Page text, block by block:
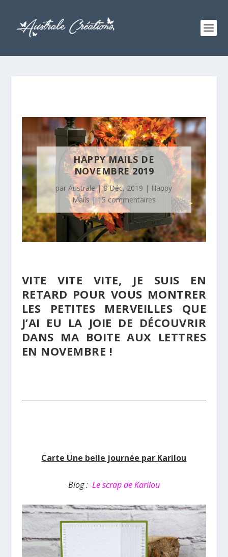
HAPPY MAILS DE
NOVEMBRE 2019
parAustrale|8 Déc, 2019 | Happy
Mails|15 commentaires
VITE VITE VITE, JE SUIS EN
RETARD POUR VOUS MONTRER
LES PETITES MERVEILLES QUE
J’AI EU LA JOIE DE DÉCOUVRIR
DANS MA BOITE AUX LETTRES
EN NOVEMBRE !
Carte Une belle journée par Karilou
Blog : Le scrap de Karilou